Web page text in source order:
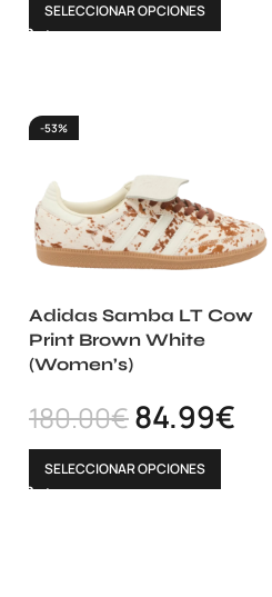
SELECCIONAR OPCIONES
-53%
Adidas Samba LT Cow
Print Brown White
(Women’s)
180.00€84.99€
SELECCIONAR OPCIONES